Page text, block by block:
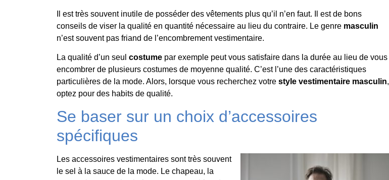
Il est très souvent inutile de posséder des vêtements plus qu’il n’en faut. Il est de bons
conseils de viser la qualité en quantité nécessaire au lieu du contraire. Le genre masculin
n’est souvent pas friand de l’encombrement vestimentaire.
La qualité d’un seul costume par exemple peut vous satisfaire dans la durée au lieu de vous
encombrer de plusieurs costumes de moyenne qualité. C’est l’une des caractéristiques
particulières de la mode. Alors, lorsque vous recherchez votre style vestimentaire masculin,
optez pour des habits de qualité.
Se baser sur un choix d’accessoires
spécifiques
Les accessoires vestimentaires sont très souvent
le sel à la sauce de la mode. Le chapeau, la